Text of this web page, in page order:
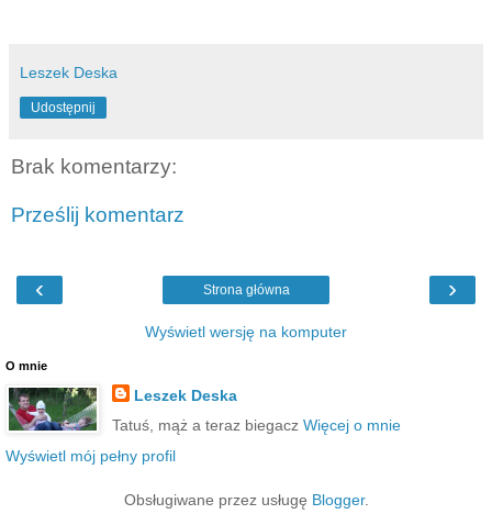
Leszek Deska
Udostępnij
Brak komentarzy:
Prześlij komentarz
‹ ›
Strona główna
Wyświetl wersję na komputer
O mnie
Leszek Deska
Tatuś, mąż a teraz biegacz Więcej o mnie
Wyświetl mój pełny profil
Obsługiwane przez usługę Blogger.